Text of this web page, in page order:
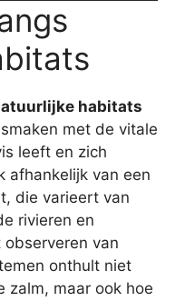
habitats
met de vitale
leeft en zich
afhankelijk van een
die varieert van
rivieren en
van
onthult niet
zalm, maar ook hoe